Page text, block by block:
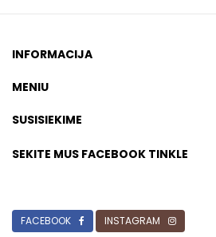
INFORMACIJA
MENIU
SUSISIEKIME
SEKITE MUS FACEBOOK TINKLE
FACEBOOK INSTAGRAM